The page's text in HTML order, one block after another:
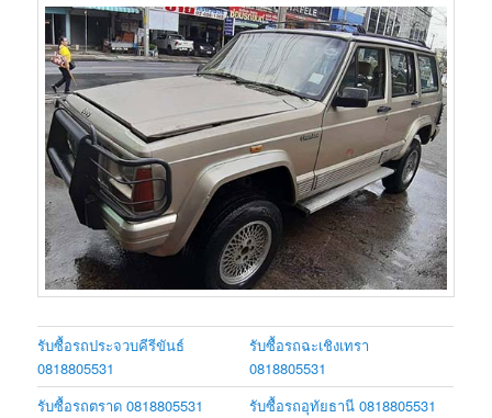
รับซื้อรถประจวบคีรีขันธ์
0818805531
รับซื้อรถฉะเชิงเทรา
0818805531
รับซื้อรถตราด 0818805531
รับซื้อรถอุทัยธานี 0818805531